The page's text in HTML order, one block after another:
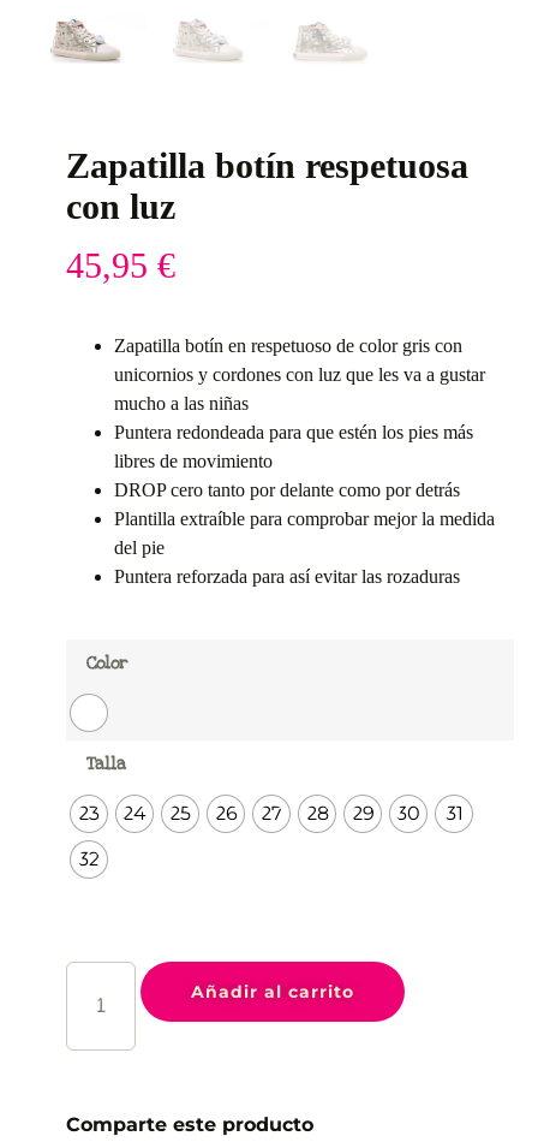
Zapatilla botín respetuosa
con luz
45,95 €
Zapatilla botín en respetuoso de color gris con
unicornios y cordones con luz que les va a gustar
mucho a las niñas
Puntera redondeada para que estén los pies más
libres de movimiento
DROP cero tanto por delante como por detrás
Plantilla extraíble para comprobar mejor la medida
del pie
Puntera reforzada para así evitar las rozaduras
Color
Talla
23 24 25 26 27 28 29 30
31
32
Añadir al carrito
Comparte este producto